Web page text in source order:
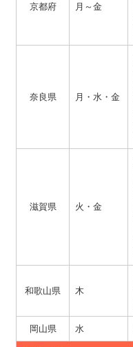
京都府 月～金
奈良県 月・水・金
滋賀県 火・金
和歌山県 木
岡山県 水